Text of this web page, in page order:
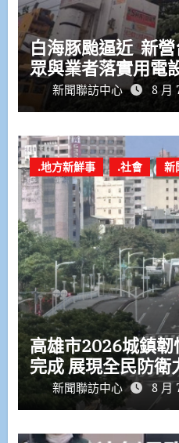
白海豚颱逼近 新
眾與業者落實用電
新聞聯訪中心 8 月
.地方新鮮事 .社會 新
高雄市2026城鎮
完成 展現全民防衛
新聞聯訪中心 8 月